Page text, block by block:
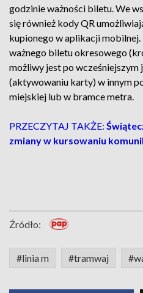
godzinie ważności biletu. We
się również kody QR
kupionego w aplikacji
ważnego biletu okresowego
możliwy jest po wcześniejszym
(aktywowaniu karty) w innym
miejskiej lub w bramce metra.
PRZECZYTAJ TAKŻE:
zmiany w kursowaniu
Źródło:
#linia m #tramwaj